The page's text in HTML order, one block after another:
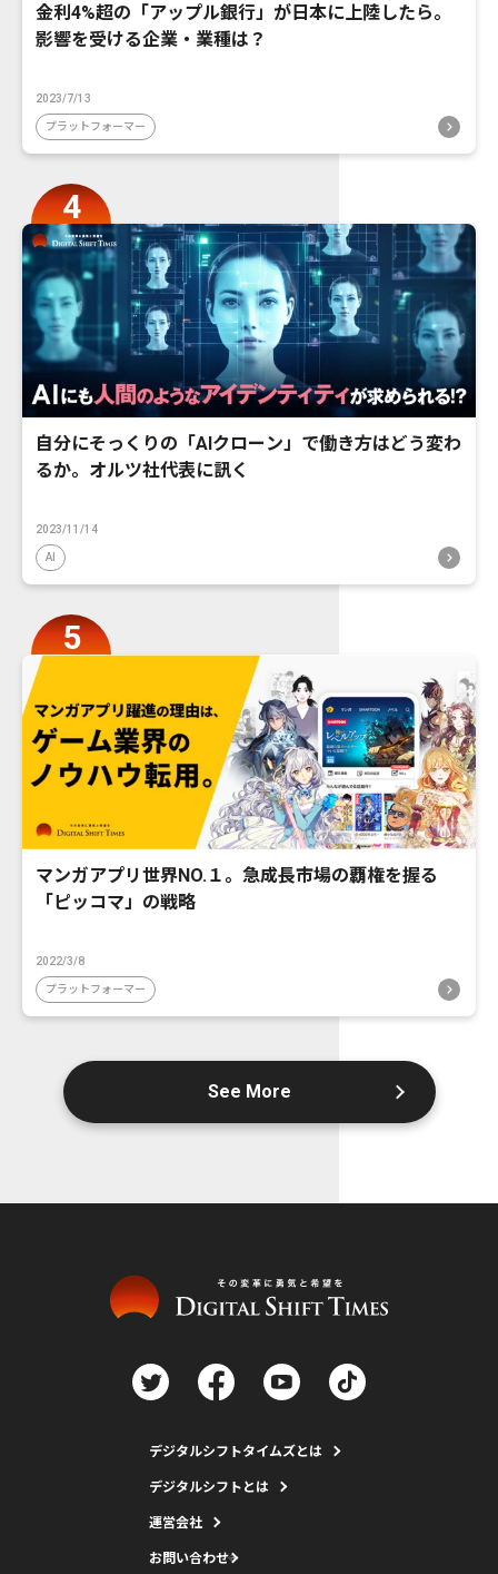
金利4%超の「アップル銀行」が日本に上陸したら。
影響を受ける企業・業種は？
2023/7/13
プラットフォーマー
自分にそっくりの「AIクローン」で働き方はどう変わ
るか。オルツ社代表に訊く
2023/11/14
AI
マンガアプリ世界NO.１。急成長市場の覇権を握る
「ピッコマ」の戦略
2022/3/8
プラットフォーマー
See More
デジタルシフトタイムズとは
デジタルシフトとは
運営会社
お問い合わせ